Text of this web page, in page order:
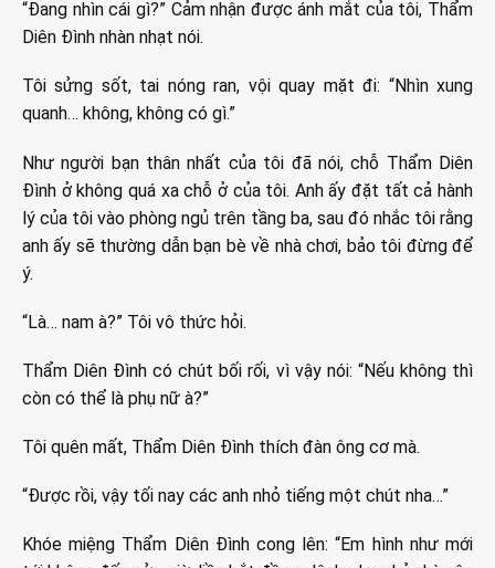
“Đang nhìn cái gì?” Cảm nhận được ánh mắt của tôi, Thẩm
Diên Đình nhàn nhạt nói.
Tôi sửng sốt, tai nóng ran, vội quay mặt đi: “Nhìn xung
quanh… không, không có gì.”
Như người bạn thân nhất của tôi đã nói, chỗ Thẩm Diên
Đình ở không quá xa chỗ ở của tôi. Anh ấy đặt tất cả hành
lý của tôi vào phòng ngủ trên tầng ba, sau đó nhắc tôi rằng
anh ấy sẽ thường dẫn bạn bè về nhà chơi, bảo tôi đừng để
ý.
“Là… nam à?” Tôi vô thức hỏi.
Thẩm Diên Đình có chút bối rối, vì vậy nói: “Nếu không thì
còn có thể là phụ nữ à?”
Tôi quên mất, Thẩm Diên Đình thích đàn ông cơ mà.
“Được rồi, vậy tối nay các anh nhỏ tiếng một chút nha…”
Khóe miệng Thẩm Diên Đình cong lên: “Em hình như mới